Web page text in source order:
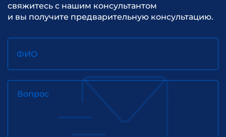
свяжитесь с нашим консультантом
и вы получите предварительную консультацию.
ФИО
Вопрос